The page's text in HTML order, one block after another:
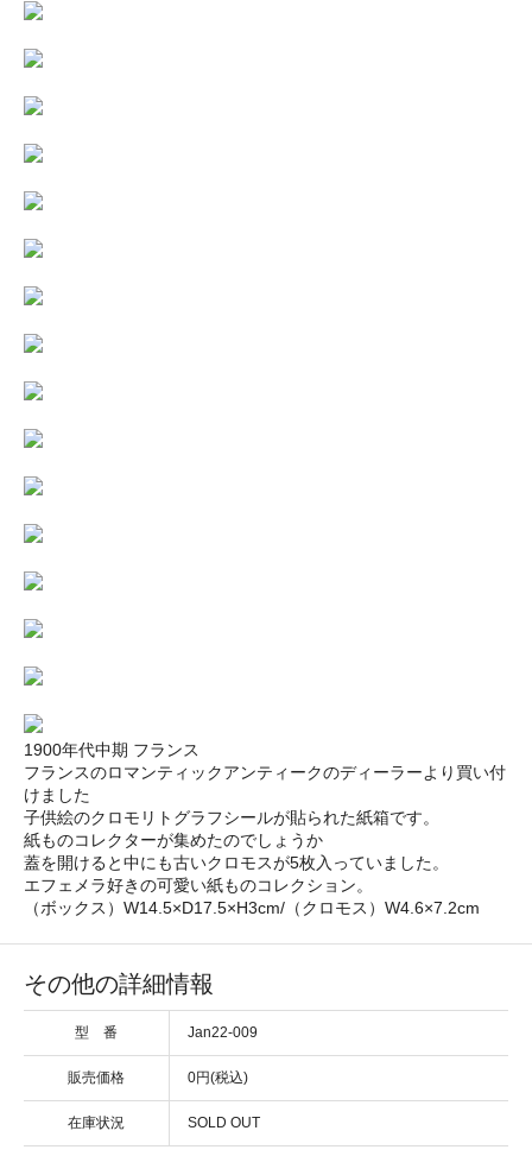
1900年代中期 フランス
フランスのロマンティックアンティークのディーラーより買い付
けました
子供絵のクロモリトグラフシールが貼られた紙箱です。
紙ものコレクターが集めたのでしょうか
蓋を開けると中にも古いクロモスが5枚入っていました。
エフェメラ好きの可愛い紙ものコレクション。
（ボックス）W14.5×D17.5×H3cm/（クロモス）W4.6×7.2cm
その他の詳細情報
型 番 Jan22-009
販売価格 0円(税込)
在庫状況 SOLD OUT